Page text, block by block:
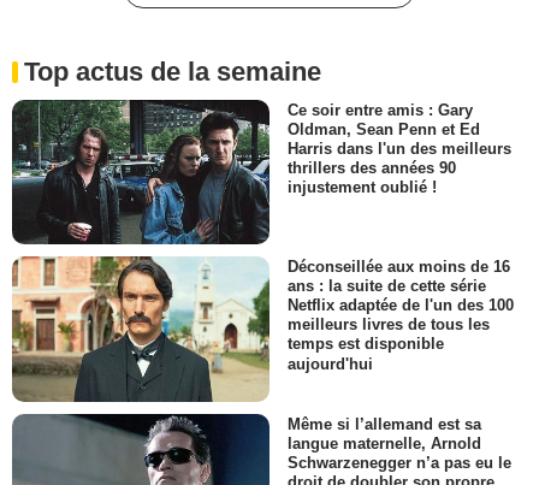
Top actus de la semaine
Ce soir entre amis : Gary
Oldman, Sean Penn et Ed
Harris dans l'un des meilleurs
thrillers des années 90
injustement oublié !
Déconseillée aux moins de 16
ans : la suite de cette série
Netflix adaptée de l'un des 100
meilleurs livres de tous les
temps est disponible
aujourd'hui
Même si l’allemand est sa
langue maternelle, Arnold
Schwarzenegger n’a pas eu le